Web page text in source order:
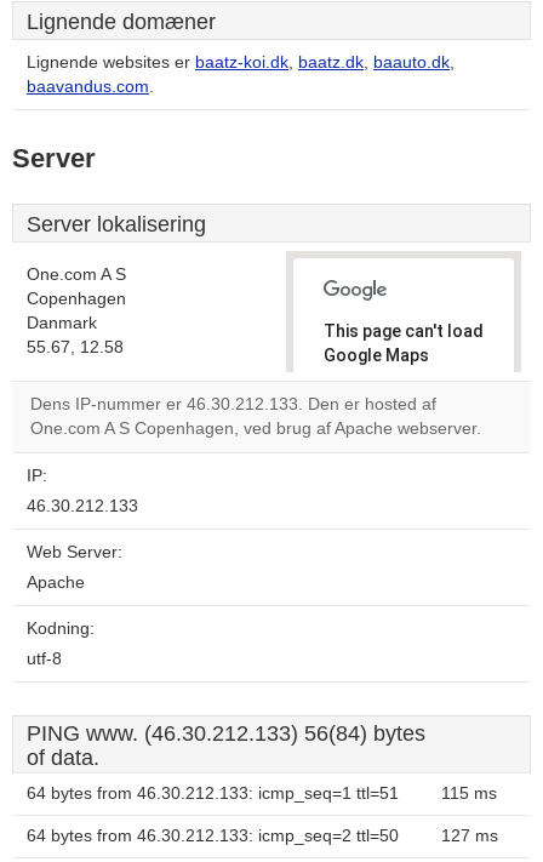
Lignende domæner
Lignende websites er baatz-koi.dk, baatz.dk, baauto.dk,
baavandus.com.
Server
Server lokalisering
One.com A S
Copenhagen
Danmark
55.67, 12.58
This page can't load
Google Maps
correctly.
Do you
own this
OK
Dens IP-nummer er 46.30.212.133. Den er hosted af
One.com A S Copenhagen, ved brug af Apache webserver.
IP:
46.30.212.133
Web Server:
Apache
Kodning:
utf-8
PING www. (46.30.212.133) 56(84) bytes
of data.
64 bytes from 46.30.212.133: icmp_seq=1 ttl=51 115 ms
64 bytes from 46.30.212.133: icmp_seq=2 ttl=50 127 ms